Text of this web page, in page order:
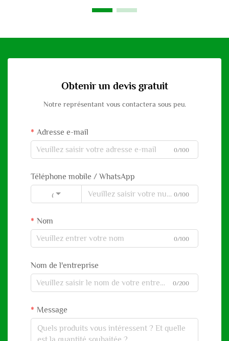
Obtenir un devis gratuit
Notre représentant vous contactera sous peu.
Adresse e-mail
0/100
Téléphone mobile / WhatsApp
Code 0/100
Nom
0/100
Nom de l'entreprise
0/200
Message